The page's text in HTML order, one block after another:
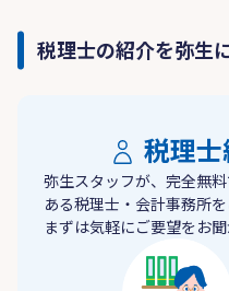
税理士の紹介を弥生
税理
弥生スタッフが、完全無
ある税理士・会計事務所を
まずは気軽にご要望をお聞